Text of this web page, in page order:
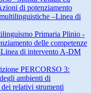
di potenziamento
–Linea di
Primaria Plinio -
delle competenze
di intervento A-DM
PERCORSO 3:
ambienti di
relativi strumenti